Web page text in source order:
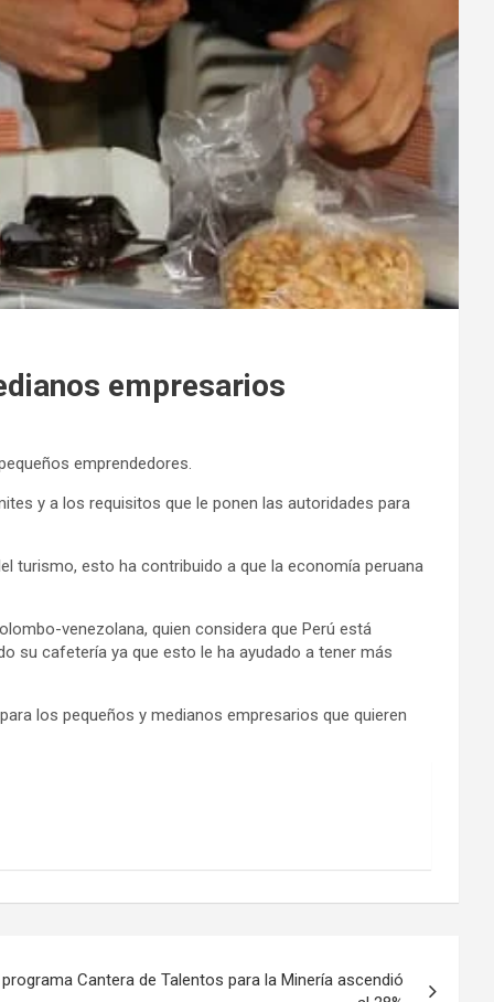
empresarios
emprendedores.
y a los requisitos que le ponen las autoridades para
turismo, esto ha contribuido a que la economía peruana
venezolana, quien considera que Perú está
su cafetería ya que esto le ha ayudado a tener más
los pequeños y medianos empresarios que quieren
Cantera de Talentos para la Minería ascendió